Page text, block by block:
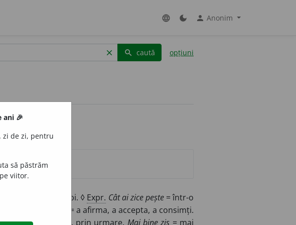
language dark_mode person Anonim
clear search caută opțiuni
tare; a vorbi. ◊ Expr. Cât ai zice pește= într-o
rezista.
= a afirma, a accepta, a consimți.
b)așadar, deci, prin urmare. Mai bine zis = mai
ani 🎉
zi de zi, pentru
să păstrăm
viitor.